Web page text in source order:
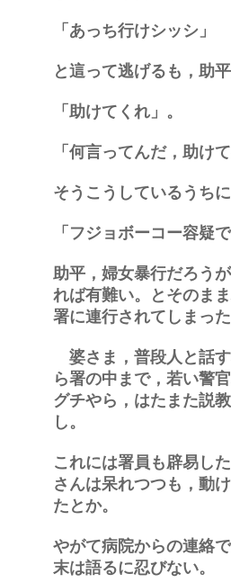
「あっち行けシッシ」
と這って逃げるも，助
「助けてくれ」。
「何言ってんだ，助け
そうこうしているうち
「フジョボーコー容疑
助平，婦女暴行だろう
れば有難い。とそのま
署に連行されてしまっ
婆さま，普段人と話
ら署の中まで，若い警
グチやら，はたまた説
し。
これには署員も辟易し
さんは呆れつつも，動
たとか。
やがて病院からの連絡
末は語るに忍びない。